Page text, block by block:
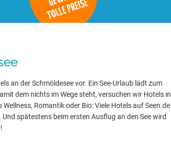
an der Schmöldesee vor. Ein See-Urlaub lädt zum
dem nichts im Wege steht, versuchen wir Hotels in
Romantik oder Bio: Viele Hotels auf Seen.de
spätestens beim ersten Ausflug an den See wird